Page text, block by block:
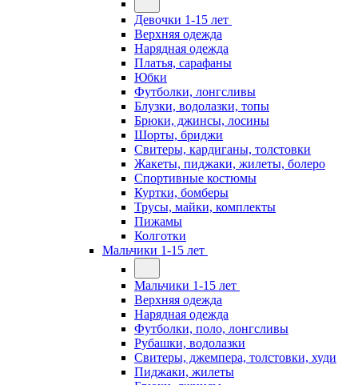
Девочки 1-15 лет
Верхняя одежда
Нарядная одежда
Платья, сарафаны
Юбки
Футболки, лонгсливы
Блузки, водолазки, топы
Брюки, джинсы, лосины
Шорты, бриджи
Свитеры, кардиганы, толстовки
Жакеты, пиджаки, жилеты, болеро
Спортивные костюмы
Куртки, бомберы
Трусы, майки, комплекты
Пижамы
Колготки
Мальчики 1-15 лет
Мальчики 1-15 лет
Верхняя одежда
Нарядная одежда
Футболки, поло, лонгсливы
Рубашки, водолазки
Свитеры, джемпера, толстовки, худи
Пиджаки, жилеты